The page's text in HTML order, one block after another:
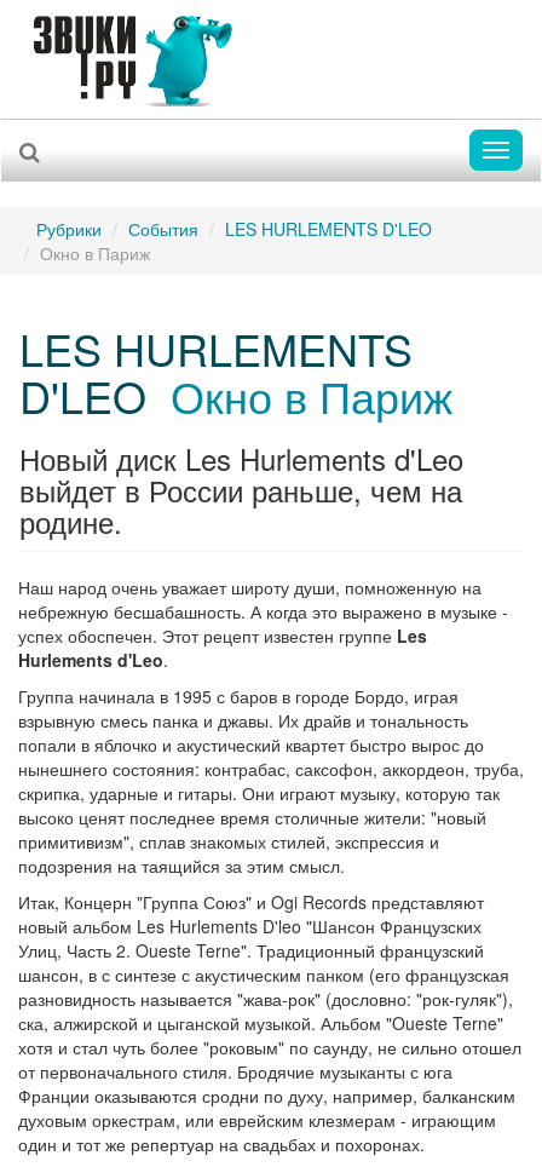
Рубрики События
LES HURLEMENTS D'LEO
Окно в Париж
LES HURLEMENTS
D'LEO Окно в Париж
Новый диск Les Hurlements d'Leo
выйдет в России раньше, чем на
родине.
Наш народ очень уважает широту души, помноженную на
небрежную бесшабашность. А когда это выражено в музыке -
успех обоспечен. Этот рецепт известен группе Les
Hurlements d'Leo.
Группа начинала в 1995 с баров в городе Бордо, играя
взрывную смесь панка и джавы. Их драйв и тональность
попали в яблочко и акустический квартет быстро вырос до
нынешнего состояния: контрабас, саксофон, аккордеон, труба,
скрипка, ударные и гитары. Они играют музыку, которую так
высоко ценят последнее время столичные жители: "новый
примитивизм", сплав знакомых стилей, экспрессия и
подозрения на таящийся за этим смысл.
Итак, Концерн "Группа Союз" и Ogi Records представляют
новый альбом Les Hurlements D'leo "Шансон Французских
Улиц, Часть 2. Oueste Terne". Традиционный французский
шансон, в с синтезе с акустическим панком (его французская
разновидность называется "жава-рок" (дословно: "рок-гуляк"),
ска, алжирской и цыганской музыкой. Альбом "Oueste Terne"
хотя и стал чуть более "роковым" по саунду, не сильно отошел
от первоначального стиля. Бродячие музыканты с юга
Франции оказываются сродни по духу, например, балканским
духовым оркестрам, или еврейским клезмерам - играющим
один и тот же репертуар на свадьбах и похоронах.